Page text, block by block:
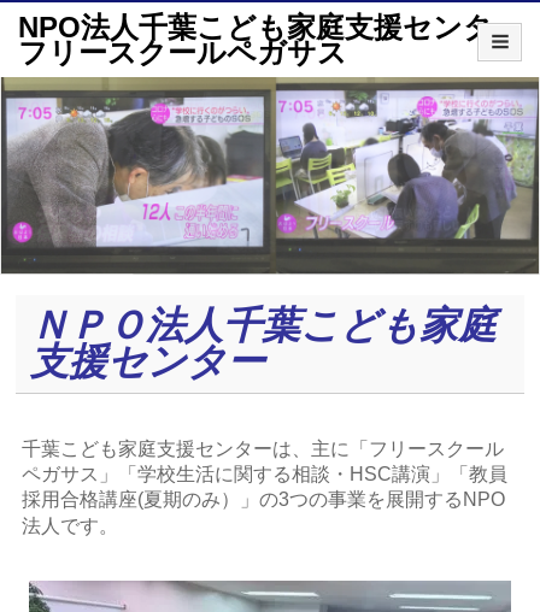
NPO法人千葉こども家庭支援センター
フリースクールペガサス
ＮＰＯ法人千葉こども家庭
支援センター
千葉こども家庭支援センターは、主に「フリースクール
ペガサス」「学校生活に関する相談・HSC講演」「教員
採用合格講座(夏期のみ）」の3つの事業を展開するNPO
法人です。